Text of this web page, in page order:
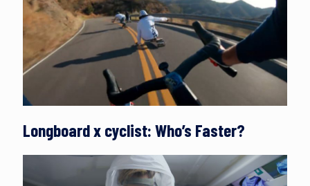
Longboard x cyclist: Who’s Faster?